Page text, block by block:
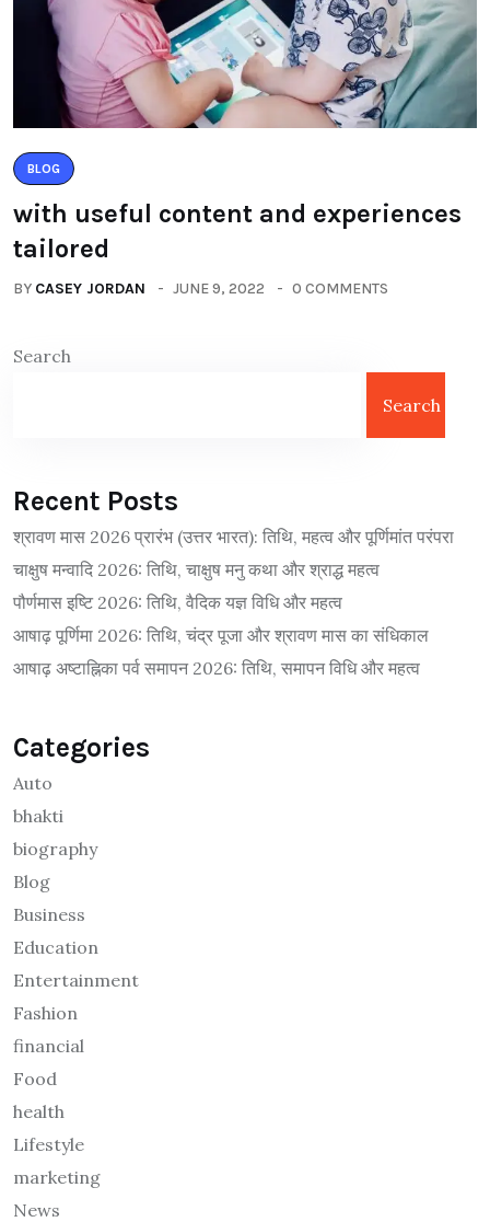
BLOG
with useful content and experiences
tailored
BY CASEY JORDAN JUNE 9, 2022 0 COMMENTS
Search
Search
Recent Posts
श्रावण मास 2026 प्रारंभ (उत्तर भारत): तिथि, महत्व और पूर्णिमांत परंपरा
चाक्षुष मन्वादि 2026: तिथि, चाक्षुष मनु कथा और श्राद्ध महत्व
पौर्णमास इष्टि 2026: तिथि, वैदिक यज्ञ विधि और महत्व
आषाढ़ पूर्णिमा 2026: तिथि, चंद्र पूजा और श्रावण मास का संधिकाल
आषाढ़ अष्टाह्निका पर्व समापन 2026: तिथि, समापन विधि और महत्व
Categories
Auto
bhakti
biography
Blog
Business
Education
Entertainment
Fashion
financial
Food
health
Lifestyle
marketing
News